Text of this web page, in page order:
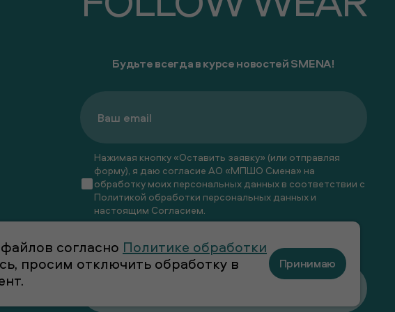
Будьте всегда в курсе новостей SMENA!
Нажимая кнопку «Оставить заявку» (или отправляя
форму), я даю согласие АО «МПШО Смена» на
обработку моих персональных данных в соответствии с
Политикой обработки персональных данных и
настоящим Согласием.
информационных рассылок
согласно Политике обработки
просим отключить обработку в
Принимаю